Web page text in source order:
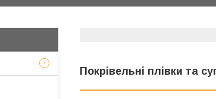
Покрівельні плівки та